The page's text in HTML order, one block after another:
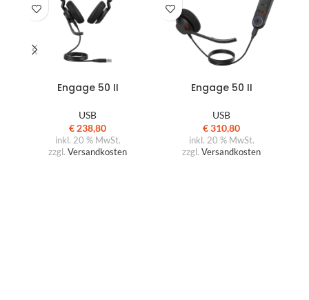
Engage 50 II
USB
€ 238,80
inkl. 20 % MwSt.
zzgl. Versandkosten
Engage 50 II
USB
€310,80
inkl. 20 % MwSt.
zzgl. Versandkosten